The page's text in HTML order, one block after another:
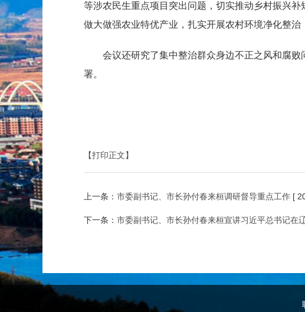
等涉农民生重点项目突出问题，切实推动乡村振兴
做大做强农业特优产业，扎实开展农村环境净化整
会议还研究了集中整治群众身边不正之风和腐
署。
【打印正文】
上一条： 市委副书记、市长孙付春来桓调研督导重点工作 [
下一条： 市委副书记、市长孙付春来桓宣讲习近平总书记在